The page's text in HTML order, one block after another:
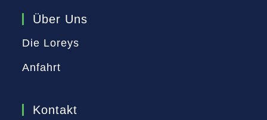
Über Uns
Die Loreys
Anfahrt
Kontakt